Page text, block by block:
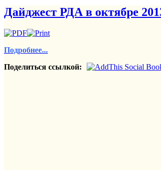
Дайджест РДА в октябре
Подробнее...
Поделиться ссылкой: